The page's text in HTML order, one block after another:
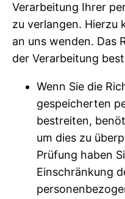
Verarbeitung Ihrer
zu verlangen. Hierzu
an uns wenden. Das
der Verarbeitung
Wenn Sie die
gespeicherten
bestreiten,
um dies zu
Prüfung haben
Einschränkung